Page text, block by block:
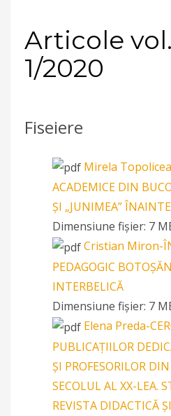
Articole
1/2020
Fiseiere
Mirela
ACADEMICE DIN
ŞI „JUNIMEA”
Dimensiune fișier: 7
Cristian Miron-
PEDAGOGIC
INTERBELICĂ
Dimensiune fișier: 7
Elena Preda-
PUBLICAȚIILOR
ȘI PROFESORILOR DIN
SECOLUL AL XX-LEA.
REVISTA DIDACTICĂ